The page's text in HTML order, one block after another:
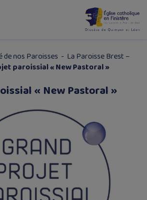
de nos Paroisses - La Paroisse Brest –
paroissial « New Pastoral »
« New Pastoral »